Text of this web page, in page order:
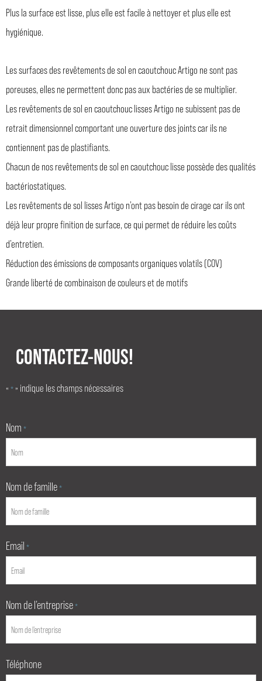
Plus la surface est lisse, plus elle est facile à nettoyer et plus elle est
hygiénique.
Les surfaces des revêtements de sol en caoutchouc Artigo ne sont pas
poreuses, elles ne permettent donc pas aux bactéries de se multiplier.
Les revêtements de sol en caoutchouc lisses Artigo ne subissent pas de
retrait dimensionnel comportant une ouverture des joints car ils ne
contiennent pas de plastifiants.
Chacun de nos revêtements de sol en caoutchouc lisse possède des qualités
bactériostatiques.
Les revêtements de sol lisses Artigo n’ont pas besoin de cirage car ils ont
déjà leur propre finition de surface, ce qui permet de réduire les coûts
d’entretien.
Réduction des émissions de composants organiques volatils (COV)
Grande liberté de combinaison de couleurs et de motifs
CONTACTEZ-NOUS!
« * » indique les champs nécessaires
Nom *
Nom de famille *
Email *
Nom de l’entreprise *
Téléphone